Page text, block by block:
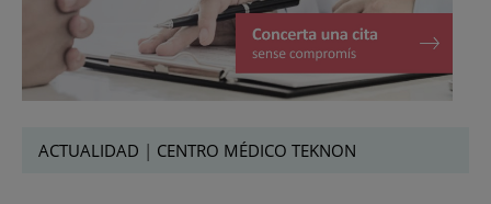
ACTUALIDAD | CENTRO MÉDICO TEKNON